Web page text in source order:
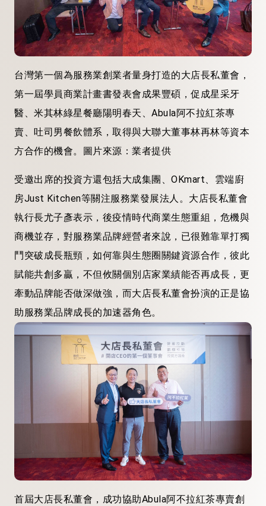
台灣第一個為服務業創業者量身打造的大店長私董會，
第一屆學員商業計畫書發表會成果豐碩，促成星采牙
醫、米其林綠星餐廳陽明春天、Abula阿不拉紅茶專
賣、吐司男餐飲體系，取得與大聯大董事林再林等資本
方合作的機會。圖片來源：業者提供
受邀出席的投資方還包括大成集團、OKmart、雲端廚
房Just Kitchen等關注服務業發展法人。大店長私董會
執行長尤子彥表示，後疫情時代商業生態重組，危機與
商機並存，對服務業品牌經營者來說，已很難靠單打獨
鬥突破成長瓶頸，如何靠與生態圈關鍵資源合作，彼此
賦能共創多贏，不但攸關個別店家業績能否再成長，更
牽動品牌能否做深做強，而大店長私董會扮演的正是協
助服務業品牌成長的加速器角色。
首屆大店長私董會，成功協助Abula阿不拉紅茶專賣創